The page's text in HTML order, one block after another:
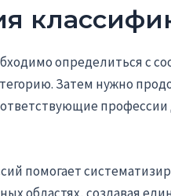
определиться с
Затем нужно
помогает